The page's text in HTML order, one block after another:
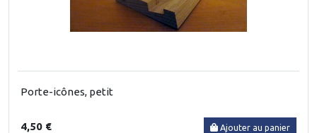
Porte-icônes, petit
4,50 € Ajouter au panier